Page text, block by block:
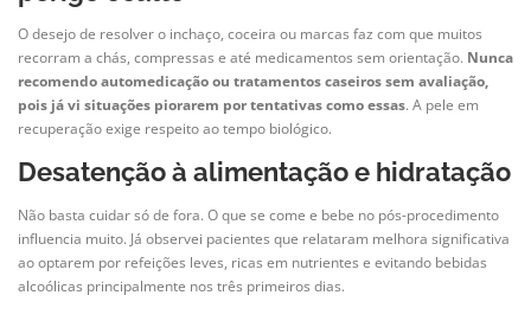
O desejo de resolver o inchaço, coceira ou marcas faz com que muitos
recorram a chás, compressas e até medicamentos sem orientação. Nunca
recomendo automedicação ou tratamentos caseiros sem avaliação,
pois já vi situações piorarem por tentativas como essas. A pele em
recuperação exige respeito ao tempo biológico.
Desatenção à alimentação e hidratação
Não basta cuidar só de fora. O que se come e bebe no pós-procedimento
influencia muito. Já observei pacientes que relataram melhora significativa
ao optarem por refeições leves, ricas em nutrientes e evitando bebidas
alcoólicas principalmente nos três primeiros dias.